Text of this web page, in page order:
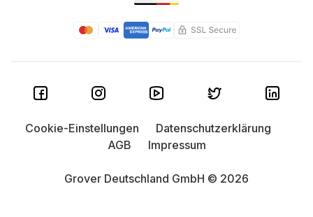
Grover Deutschland GmbH © 2026
Cookie-Einstellungen
Datenschutzerklärung
AGB
Impressum